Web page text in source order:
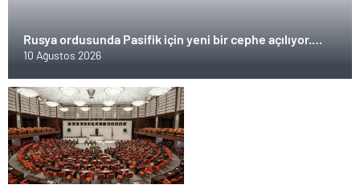
Rusya ordusunda Pasifik için yeni bir cephe açılıyor.
Çin’in ilk tepkisi!
10 Ağustos 2026